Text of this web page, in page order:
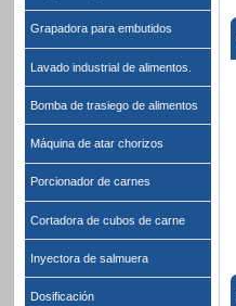
Grapadora para embutidos
Lavado industrial de alimentos.
Bomba de trasiego de alimentos
Máquina de atar chorizos
Porcionador de carnes
Cortadora de cubos de carne
Inyectora de salmuera
Dosificación